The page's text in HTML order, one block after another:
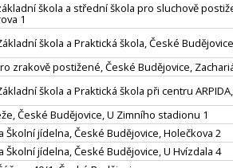
škola a střední škola pro sluchově
1
škola a Praktická škola, České
zrakově postižené, České Budějovice,
škola a Praktická škola při centru
České Budějovice, U Zimního stadionu 1
Školní jídelna, České Budějovice, Holečkova 2
Školní jídelna, České Budějovice, U Hvízdala 4